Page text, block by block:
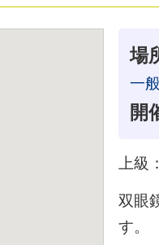
場
一
開
上
双眼
す。